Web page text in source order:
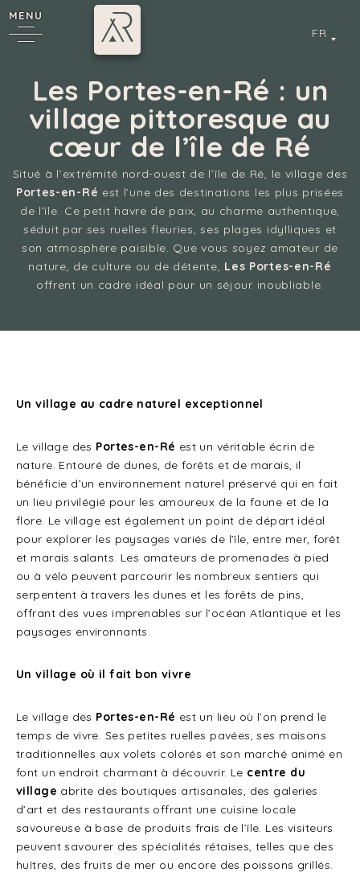
MENU
FR
Les Portes-en-Ré : un
village pittoresque au
cœur de l’île de Ré
Situé à l’extrémité nord-ouest de l’île de Ré, le village des
Portes-en-Ré est l’une des destinations les plus prisées
de l’île. Ce petit havre de paix, au charme authentique,
séduit par ses ruelles fleuries, ses plages idylliques et
son atmosphère paisible. Que vous soyez amateur de
nature, de culture ou de détente, Les Portes-en-Ré
offrent un cadre idéal pour un séjour inoubliable.
Un village au cadre naturel exceptionnel
Le village des Portes-en-Ré est un véritable écrin de
nature. Entouré de dunes, de forêts et de marais, il
bénéficie d’un environnement naturel préservé qui en fait
un lieu privilégié pour les amoureux de la faune et de la
flore. Le village est également un point de départ idéal
pour explorer les paysages variés de l’île, entre mer, forêt
et marais salants. Les amateurs de promenades à pied
ou à vélo peuvent parcourir les nombreux sentiers qui
serpentent à travers les dunes et les forêts de pins,
offrant des vues imprenables sur l’océan Atlantique et les
paysages environnants.
Un village où il fait bon vivre
Le village des Portes-en-Ré est un lieu où l’on prend le
temps de vivre. Ses petites ruelles pavées, ses maisons
traditionnelles aux volets colorés et son marché animé en
font un endroit charmant à découvrir. Le centre du
village abrite des boutiques artisanales, des galeries
d’art et des restaurants offrant une cuisine locale
savoureuse à base de produits frais de l’île. Les visiteurs
peuvent savourer des spécialités rétaises, telles que des
huîtres, des fruits de mer ou encore des poissons grillés.